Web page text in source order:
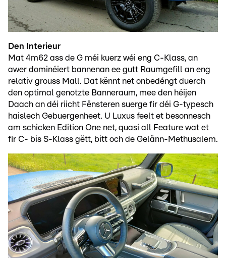
Den Interieur
Mat 4m62 ass de G méi kuerz wéi eng C-Klass, an
awer dominéiert bannenan ee gutt Raumgefill an eng
relativ grouss Mall. Dat kënnt net onbedéngt duerch
den optimal genotzte Banneraum, mee den héijen
Daach an déi riicht Fënsteren suerge fir déi G-typesch
haislech Gebuergenheet. U Luxus feelt et besonnesch
am schicken Edition One net, quasi all Feature wat et
fir C- bis S-Klass gëtt, bitt och de Gelänn-Methusalem.